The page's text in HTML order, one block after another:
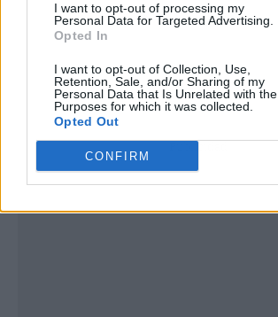
I want to opt-out of processing my
Personal Data for Targeted Advertising.
Opted In
I want to opt-out of Collection, Use,
Retention, Sale, and/or Sharing of my
Personal Data that Is Unrelated with the
Purposes for which it was collected.
Opted Out
CONFIRM
Publicidad